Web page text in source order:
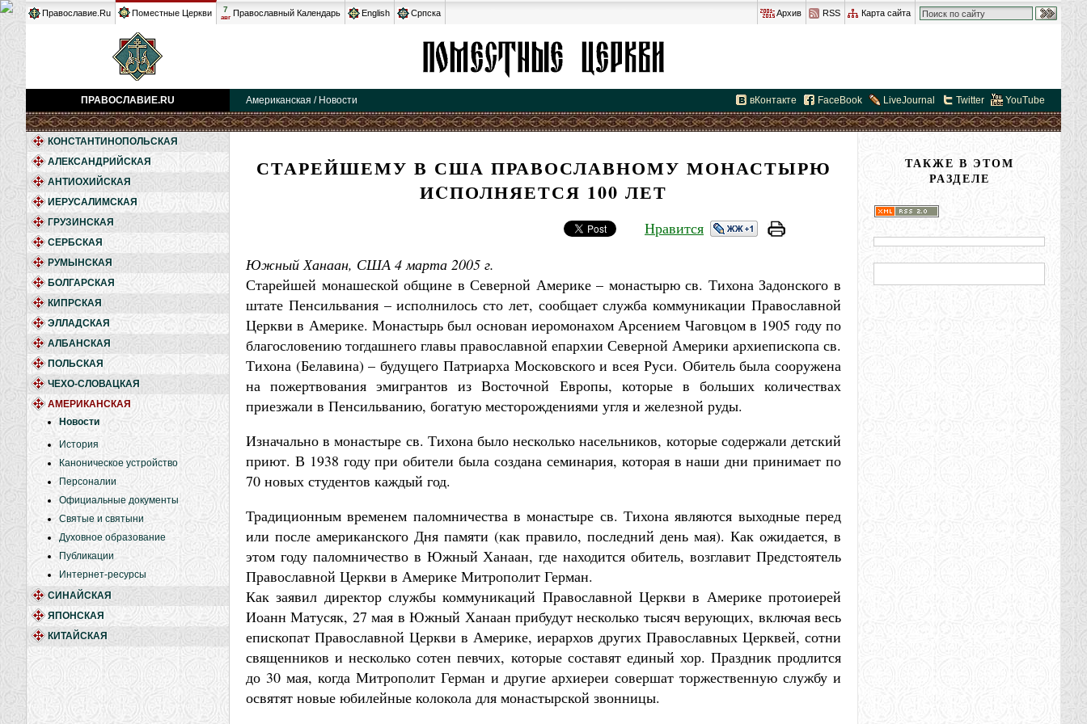
Православие.Ru Поместные Церкви 7
авг Православный Календарь English Српска Архив RSS Карта сайта
ПРАВОСЛАВИЕ.RU Американская / Новости вКонтакте FaceBook LiveJournal Twitter YouTube
КОНСТАНТИНОПОЛЬСКАЯ
АЛЕКСАНДРИЙСКАЯ
АНТИОХИЙСКАЯ
ИЕРУСАЛИМСКАЯ
ГРУЗИНСКАЯ
СЕРБСКАЯ
РУМЫНСКАЯ
БОЛГАРСКАЯ
КИПРСКАЯ
ЭЛЛАДСКАЯ
АЛБАНСКАЯ
ПОЛЬСКАЯ
ЧЕХО-СЛОВАЦКАЯ
АМЕРИКАНСКАЯ
Новости
История
Каноническое устройство
Персоналии
Официальные документы
Святые и святыни
Духовное образование
Публикации
Интернет-ресурсы
СИНАЙСКАЯ
ЯПОНСКАЯ
КИТАЙСКАЯ
СТАРЕЙШЕМУ В США ПРАВОСЛАВНОМУ МОНАСТЫРЮ
ИCПОЛНЯЕТСЯ 100 ЛЕТ
Нравится
Южный Ханаан, США 4 марта 2005 г.
Старейшей монашеской общине в Северной Америке – монастырю св. Тихона Задонского в
штате Пенсильвания – исполнилось сто лет, сообщает служба коммуникации Православной
Церкви в Америке. Монастырь был основан иеромонахом Арсением Чаговцом в 1905 году по
благословению тогдашнего главы православной епархии Северной Америки архиепископа св.
Тихона (Белавина) – будущего Патриарха Московского и всея Руси. Обитель была сооружена
на пожертвования эмигрантов из Восточной Европы, которые в больших количествах
приезжали в Пенсильванию, богатую месторождениями угля и железной руды.
Изначально в монастыре св. Тихона было несколько насельников, которые содержали детский
приют. В 1938 году при обители была создана семинария, которая в наши дни принимает по
70 новых студентов каждый год.
Традиционным временем паломничества в монастыре св. Тихона являются выходные перед
или после американского Дня памяти (как правило, последний день мая). Как ожидается, в
этом году паломничество в Южный Ханаан, где находится обитель, возглавит Предстоятель
Православной Церкви в Америке Митрополит Герман.
Как заявил директор службы коммуникаций Православной Церкви в Америке протоиерей
Иоанн Матусяк, 27 мая в Южный Ханаан прибудут несколько тысяч верующих, включая весь
епископат Православной Церкви в Америке, иерархов других Православных Церквей, сотни
священников и несколько сотен певчих, которые составят единый хор. Праздник продлится
до 30 мая, когда Митрополит Герман и другие архиереи совершат торжественную службу и
освятят новые юбилейные колокола для монастырской звонницы.
ТАКЖЕ В ЭТОМ
РАЗДЕЛЕ